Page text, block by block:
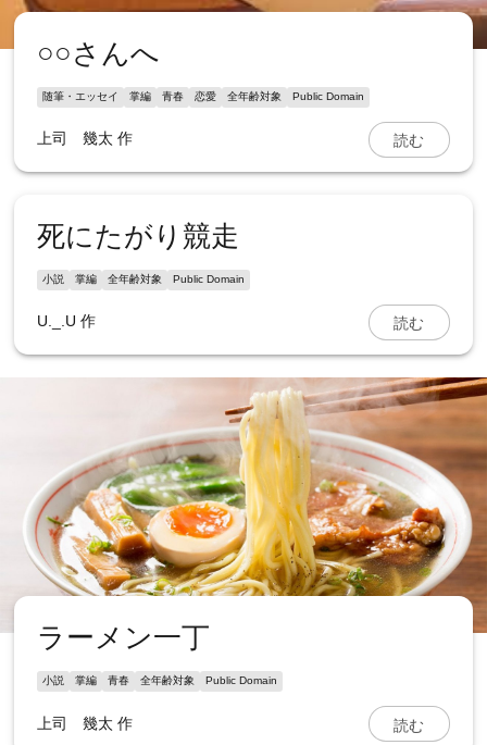
○○さんへ
随筆・エッセイ 掌編 青春 恋愛 全年齢対象 Public Domain
上司 幾太 作 読む
死にたがり競走
小説 掌編 全年齢対象 Public Domain
U._.U 作 読む
ラーメン一丁
小説 掌編 青春 全年齢対象 Public Domain
上司 幾太 作 読む